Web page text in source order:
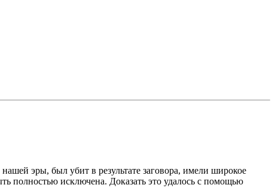
эры, был убит в результате заговора, имели широкое
полностью исключена. Доказать это удалось с помощью